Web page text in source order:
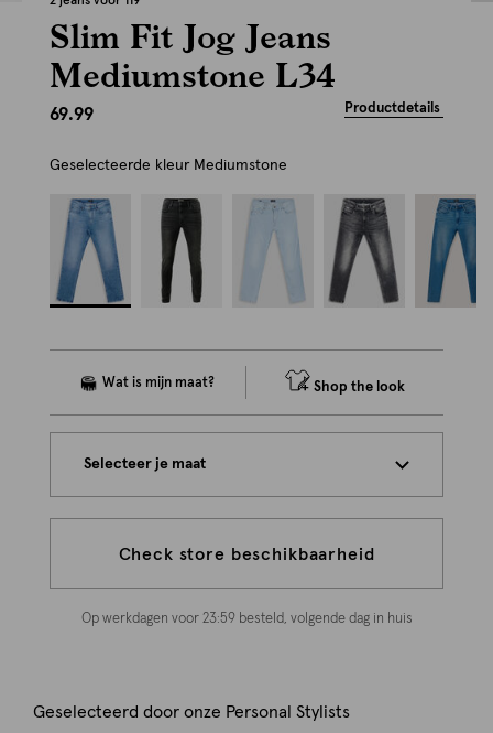
Slim Fit Jog Jeans
Mediumstone L34
69.99 Productdetails
Geselecteerde kleur Mediumstone
Shop the look
Selecteer je maat
Check store beschikbaarheid
Op werkdagen voor 23:59 besteld, volgende dag in huis
Geselecteerd door onze Personal Stylists